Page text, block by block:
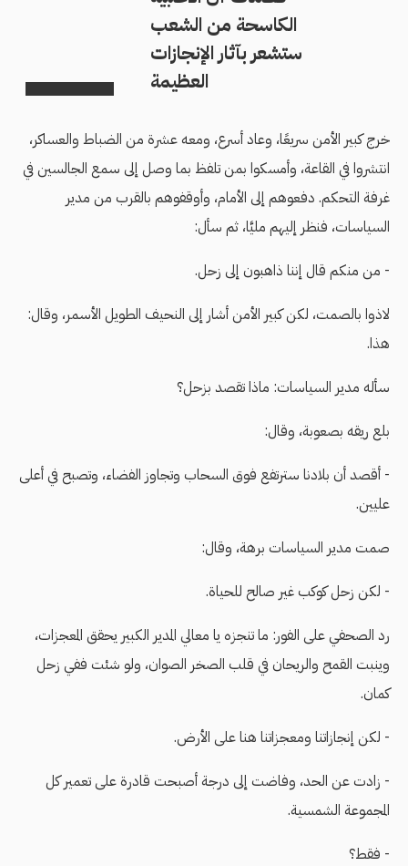
الكاسحة من الشعب
ستشعر بآثار الإنجازات
العظيمة
خرج كبير الأمن سريعًا، وعاد أسرع، ومعه عشرة من الضباط والعساكر،
انتشروا في القاعة، وأمسكوا بمن تلفظ بما وصل إلى سمع الجالسين في
غرفة التحكم. دفعوهم إلى الأمام، وأوقفوهم بالقرب من مدير
السياسات، فنظر إليهم مليَّا، ثم سأل:
- من منكم قال إننا ذاهبون إلى زحل.
لاذوا بالصمت، لكن كبير الأمن أشار إلى النحيف الطويل الأسمر، وقال:
هذا.
سأله مدير السياسات: ماذا تقصد بزحل؟
بلع ريقه بصعوبة، وقال:
- أقصد أن بلادنا سترتفع فوق السحاب وتجاوز الفضاء، وتصبح في أعلى
عليين.
صمت مدير السياسات برهة، وقال:
- لكن زحل كوكب غير صالح للحياة.
رد الصحفي على الفور: ما تنجزه يا معالي المدير الكبير يحقق المعجزات،
وينبت القمح والريحان في قلب الصخر الصوان، ولو شئت ففي زحل
كمان.
- لكن إنجازاتنا ومعجزاتنا هنا على الأرض.
- زادت عن الحد، وفاضت إلى درجة أصبحت قادرة على تعمير كل
المجموعة الشمسية.
- فقط؟